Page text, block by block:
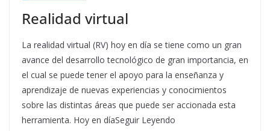
Realidad virtual
La realidad virtual (RV) hoy en día se tiene como un gran
avance del desarrollo tecnológico de gran importancia, en
el cual se puede tener el apoyo para la enseñanza y
aprendizaje de nuevas experiencias y conocimientos
sobre las distintas áreas que puede ser accionada esta
herramienta. Hoy en díaSeguir Leyendo